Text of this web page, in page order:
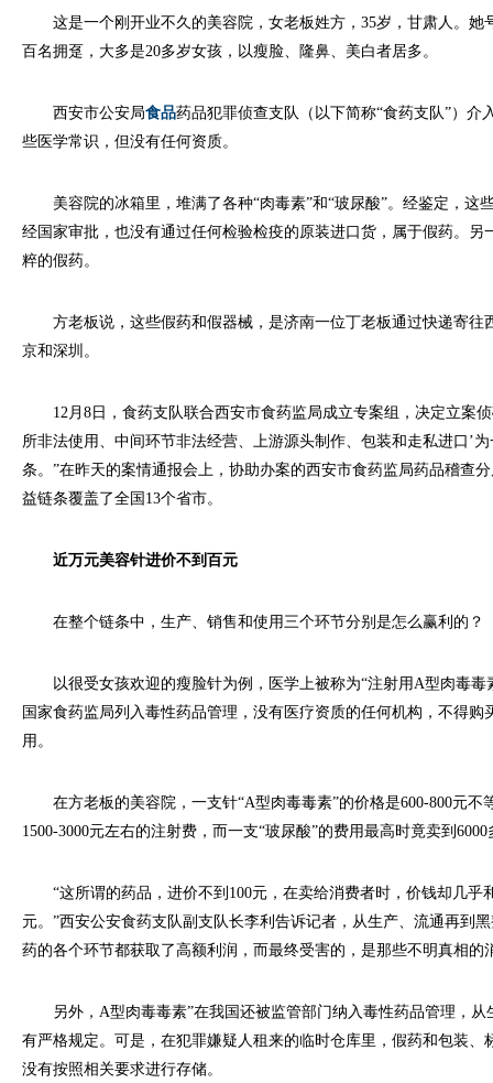
这是一个刚开业不久的美容院，女老板姓方，35岁，甘肃人。她
百名拥趸，大多是20多岁女孩，以瘦脸、隆鼻、美白者居多。
西安市公安局食品药品犯罪侦查支队（以下简称“食药支队”）介
些医学常识，但没有任何资质。
美容院的冰箱里，堆满了各种“肉毒素”和“玻尿酸”。经鉴定，这
经国家审批，也没有通过任何检验检疫的原装进口货，属于假药。另
粹的假药。
方老板说，这些假药和假器械，是济南一位丁老板通过快递寄往
京和深圳。
12月8日，食药支队联合西安市食药监局成立专案组，决定立案侦
所非法使用、中间环节非法经营、上游源头制作、包装和走私进口’
条。”在昨天的案情通报会上，协助办案的西安市食药监局药品稽查
益链条覆盖了全国13个省市。
近万元美容针进价不到百元
在整个链条中，生产、销售和使用三个环节分别是怎么赢利的？
以很受女孩欢迎的瘦脸针为例，医学上被称为“注射用A型肉毒毒
国家食药监局列入毒性药品管理，没有医疗资质的任何机构，不得购
用。
在方老板的美容院，一支针“A型肉毒毒素”的价格是600-800元不
1500-3000元左右的注射费，而一支“玻尿酸”的费用最高时竟卖到6000
“这所谓的药品，进价不到100元，在卖给消费者时，价钱却几乎
元。”西安公安食药支队副支队长李利告诉记者，从生产、流通再到
药的各个环节都获取了高额利润，而最终受害的，是那些不明真相的
另外，A型肉毒毒素”在我国还被监管部门纳入毒性药品管理，从
有严格规定。可是，在犯罪嫌疑人租来的临时仓库里，假药和包装、
没有按照相关要求进行存储。